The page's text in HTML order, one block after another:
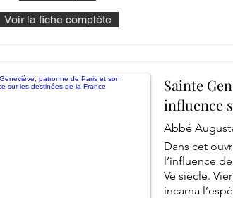
Voir la fiche complète
Sainte
influence
Abbé
Dans cet
l’influence
Ve siècle.
incarna